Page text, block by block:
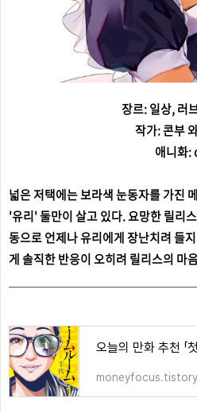
장르: 일상, 러
작가: 콘부
애니화:
넓은 저택에는 보라색 눈동자를 가진
'유리' 둘만이 살고 있다. 요망한 릴리
동으로 언제나 유리에게 장난치려 들
게 솔직한 반응이 오히려 릴리스의 마
오늘의 만화 추천 「